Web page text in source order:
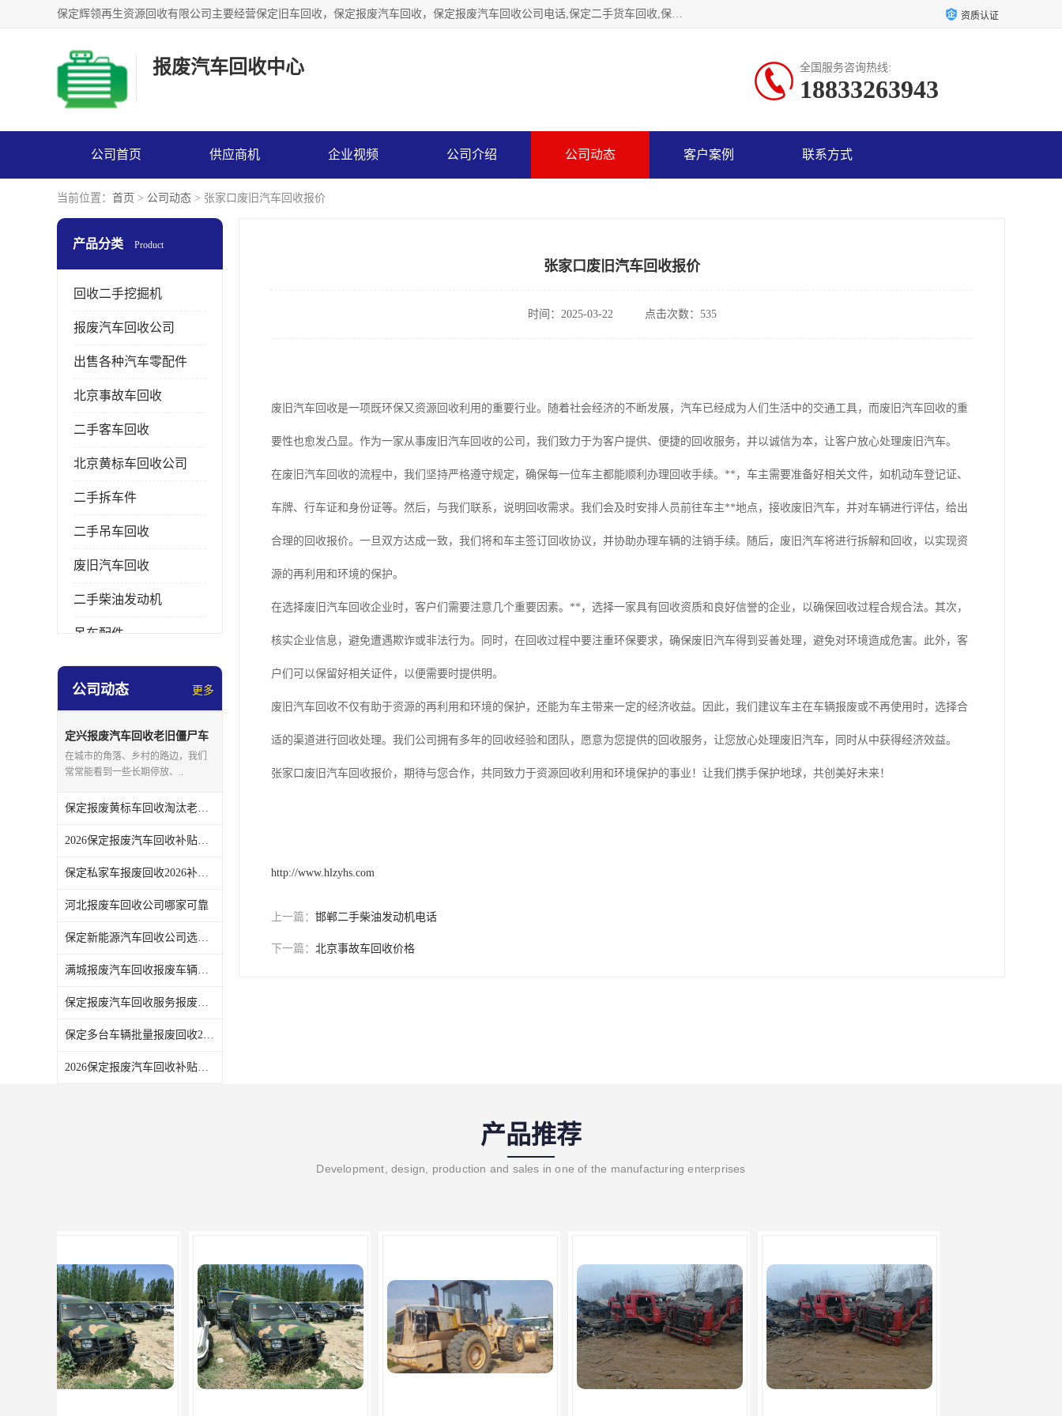
保定辉领再生资源回收有限公司主要经营保定旧车回收，保定报废汽车回收，保定报废汽车回收公司电话,保定二手货车回收,保定黄标车回收, 保定黄标车回收，保定哪里收报废车，保定废旧汽车回收，保定汽车报废手续办理，保定汽车解体厂。将通过采取区域限行促进淘汰、经济补助激励新、加大上路*法处罚、加强达标排放监管等综合措施，对老旧机动车逐步实行末位淘汰，加快老旧机动车淘汰新 资质认证
报废汽车回收中心 全国服务咨询热线:
18833263943
公司首页 供应商机 企业视频 公司介绍 公司动态 客户案例 联系方式
当前位置： 首页 > 公司动态 > 张家口废旧汽车回收报价
产品分类 Product
回收二手挖掘机
报废汽车回收公司
出售各种汽车零配件
北京事故车回收
二手客车回收
北京黄标车回收公司
二手拆车件
二手吊车回收
废旧汽车回收
二手柴油发动机
吊车配件
挖掘机拆车件
公司动态 更多
定兴报废汽车回收老旧僵尸车
上门回收处理
在城市的角落、乡村的路边，我们
常常能看到一些长期停放、..
保定报废黄标车回收淘汰老旧车辆领取补贴
2026保定报废汽车回收补贴发放注意事项
保定私家车报废回收2026补贴发放时间说明
河北报废车回收公司哪家可靠
保定新能源汽车回收公司选哪家
满城报废汽车回收报废车辆残值实时报价
保定报废汽车回收服务报废手续全程代办不用跑腿
保定多台车辆批量报废回收2026补贴政策
2026保定报废汽车回收补贴申领常见问题汇总
张家口废旧汽车回收报价
时间：2025-03-22 点击次数：535
废旧汽车回收是一项既环保又资源回收利用的重要行业。随着社会经济的不断发展，汽车已经成为人们生活中的交通工具，而废旧汽车回收的重
要性也愈发凸显。作为一家从事废旧汽车回收的公司，我们致力于为客户提供、便捷的回收服务，并以诚信为本，让客户放心处理废旧汽车。
在废旧汽车回收的流程中，我们坚持严格遵守规定，确保每一位车主都能顺利办理回收手续。**，车主需要准备好相关文件，如机动车登记证、
车牌、行车证和身份证等。然后，与我们联系，说明回收需求。我们会及时安排人员前往车主**地点，接收废旧汽车，并对车辆进行评估，给出
合理的回收报价。一旦双方达成一致，我们将和车主签订回收协议，并协助办理车辆的注销手续。随后，废旧汽车将进行拆解和回收，以实现资
源的再利用和环境的保护。
在选择废旧汽车回收企业时，客户们需要注意几个重要因素。**，选择一家具有回收资质和良好信誉的企业，以确保回收过程合规合法。其次，
核实企业信息，避免遭遇欺诈或非法行为。同时，在回收过程中要注重环保要求，确保废旧汽车得到妥善处理，避免对环境造成危害。此外，客
户们可以保留好相关证件，以便需要时提供明。
废旧汽车回收不仅有助于资源的再利用和环境的保护，还能为车主带来一定的经济收益。因此，我们建议车主在车辆报废或不再使用时，选择合
适的渠道进行回收处理。我们公司拥有多年的回收经验和团队，愿意为您提供的回收服务，让您放心处理废旧汽车，同时从中获得经济效益。
张家口废旧汽车回收报价，期待与您合作，共同致力于资源回收利用和环境保护的事业！让我们携手保护地球，共创美好未来！
http://www.hlzyhs.com
上一篇： 邯郸二手柴油发动机电话
下一篇： 北京事故车回收价格
产品推荐
Development, design, production and sales in one of the manufacturing enterprises